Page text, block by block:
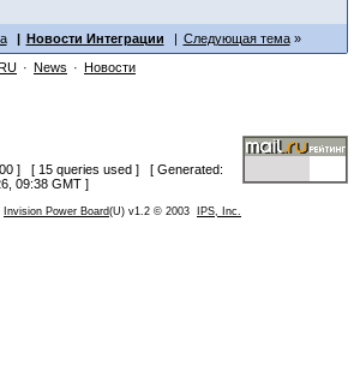
Новости Интеграции
Следующая тема
News
Новости
] [ 15 queries used ] [ Generated:
09:38 GMT ]
Invision Power Board(U) v1.2 © 2003 IPS, Inc.